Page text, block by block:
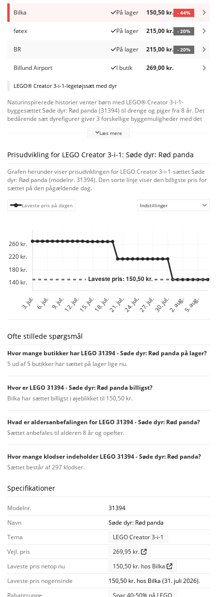
Bilka På lager 150,50 kr. - 44%
føtex På lager 215,00 kr. - 20%
BR På lager 215,00 kr. - 20%
Billund Airport I butik 269,00 kr.
LEGO® Creator 3-i-1-legetøjssæt med dyr
Naturinspirerede historier venter børn med LEGO® Creator 3-i-1-
byggesættet Søde dyr: Rød panda (31394) til drenge og piger fra 8 år. Det
bedårende sæt dyrefigurer giver 3 forskellige byggemuligheder med det
model af en sommerfugl og blomster. Byg den så om til en ugle med
model af blomster og en snegl. Eller dyk ned i havets dyb, og saml en
klovnfisk, der svømmer over havplanter. Når legen er forbi, kan hver model
udstilles på et barns værelse som kreativ, naturinspireret pynt på en hylde,
et skrivebord eller et natbord.3-i-1-byggelegetøjet er en fremragende
gaveidé til børn, der elsker dyr ogrolleleg. Venner og familie kan gå
sammen i Byg Sammen-tilstanden med LEGO Builder appen, hvor alle har
bygges samtidig. Byg-selv-sættet indeholder 297 elementer.
Læs mere
Prisudvikling for LEGO Creator 3-i-1: Søde dyr: Rød panda
Grafen herunder viser prisudviklingen for LEGO Creator 3-i-1-sættet Søde
dyr: Rød panda (modelnr. 31394). Den sorte linje viser den billigste pris for
sættet på den pågældende dag.
Laveste pris på dagen Indstillinger
Ofte stillede spørgsmål
Hvor mange butikker har LEGO 31394 - Søde dyr: Rød panda på lager?
5 ud af 5 butikker har sættet på lager lige nu.
Hvor er LEGO 31394 - Søde dyr: Rød panda billigst?
Bilka har sættet billigst i øjeblikket til 150,50 kr.
Hvad er aldersanbefalingen for LEGO 31394 - Søde dyr: Rød panda?
Sættet anbefales til alderen 8 år og opefter.
Hvor mange klodser indeholder LEGO 31394 - Søde dyr: Rød panda?
Sættet består af 297 klodser.
Specifikationer
Modelnr.
31394
Navn
Søde dyr: Rød panda
Tema
LEGO Creator 3-i-1
Vejl. pris
269,95 kr.
Laveste pris netop nu
150,50 kr. hos Bilka
Laveste pris nogensinde
150,50 kr. hos Bilka (31. juli 2026).
Rabatgruppe
Spar 40-50% på LEGO